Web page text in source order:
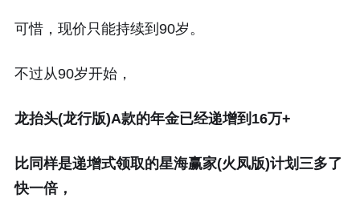
可惜，现价只能持续到90岁。
不过从90岁开始，
龙抬头(龙行版)A款的年金已经递增到16万+
比同样是递增式领取的星海赢家(火凤版)计划三多了
快一倍，